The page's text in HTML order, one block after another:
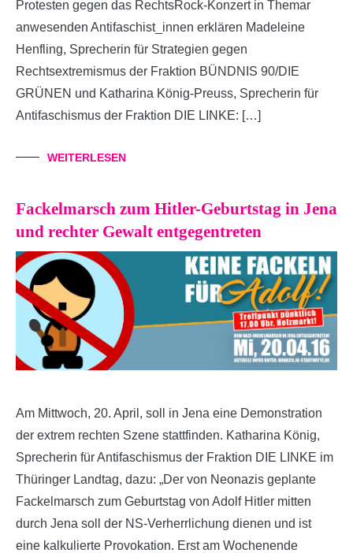
Protesten gegen das RechtsRock-Konzert in Themar
anwesenden Antifaschist_innen erklären Madeleine
Henfling, Sprecherin für Strategien gegen
Rechtsextremismus der Fraktion BÜNDNIS 90/DIE
GRÜNEN und Katharina König-Preuss, Sprecherin für
Antifaschismus der Fraktion DIE LINKE: […]
WEITERLESEN
Fackelmarsch zum Hitler-Geburtstag in Jena
und rechter Gewalt entgegentreten
Am Mittwoch, 20. April, soll in Jena eine Demonstration
der extrem rechten Szene stattfinden. Katharina König,
Sprecherin für Antifaschismus der Fraktion DIE LINKE im
Thüringer Landtag, dazu: „Der von Neonazis geplante
Fackelmarsch zum Geburtstag von Adolf Hitler mitten
durch Jena soll der NS-Verherrlichung dienen und ist
eine kalkulierte Provokation. Erst am Wochenende